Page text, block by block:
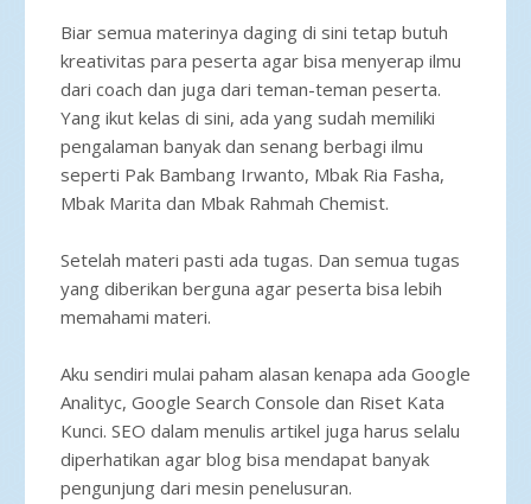
Biar semua materinya daging di sini tetap butuh
kreativitas para peserta agar bisa menyerap ilmu
dari coach dan juga dari teman-teman peserta.
Yang ikut kelas di sini, ada yang sudah memiliki
pengalaman banyak dan senang berbagi ilmu
seperti Pak Bambang Irwanto, Mbak Ria Fasha,
Mbak Marita dan Mbak Rahmah Chemist.
Setelah materi pasti ada tugas. Dan semua tugas
yang diberikan berguna agar peserta bisa lebih
memahami materi.
Aku sendiri mulai paham alasan kenapa ada Google
Analityc, Google Search Console dan Riset Kata
Kunci. SEO dalam menulis artikel juga harus selalu
diperhatikan agar blog bisa mendapat banyak
pengunjung dari mesin penelusuran.